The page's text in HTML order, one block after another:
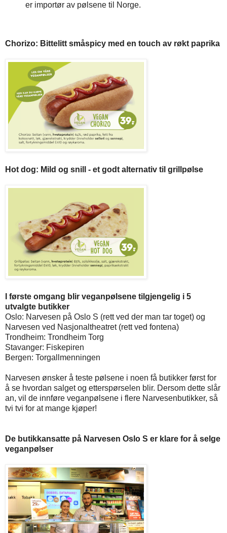
er importør av pølsene til Norge.
Chorizo: Bittelitt småspicy med en touch av røkt paprika
Hot dog: Mild og snill - et godt alternativ til grillpølse
I første omgang blir veganpølsene tilgjengelig i 5
utvalgte butikker
Oslo: Narvesen på Oslo S (rett ved der man tar toget) og
Narvesen ved Nasjonaltheatret (rett ved fontena)
Trondheim: Trondheim Torg
Stavanger: Fiskepiren
Bergen: Torgallmenningen
Narvesen ønsker å teste pølsene i noen få butikker først for
å se hvordan salget og etterspørselen blir. Dersom dette slår
an, vil de innføre veganpølsene i flere Narvesenbutikker, så
tvi tvi for at mange kjøper!
De butikkansatte på Narvesen Oslo S er klare for å selge
veganpølser